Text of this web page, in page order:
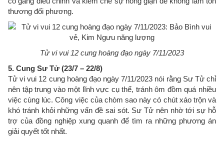
thương đối phương.
Tử vi vui 12 cung hoàng đạo ngày 7/11/2023
5. Cung Sư Tử (23/7 – 22/8)
Tử vi vui 12 cung hoàng đạo ngày 7/11/2023 nói rằng Sư Tử chỉ
nên tập trung vào một lĩnh vực cụ thể, tránh ôm đồm quá nhiều
việc cùng lúc. Công việc của chòm sao này có chút xáo trộn và
khó tránh khỏi những vấn đề sai sót. Sư Tử nên nhờ tới sự hỗ
trợ của đồng nghiệp xung quanh để tìm ra những phương án
giải quyết tốt nhất.